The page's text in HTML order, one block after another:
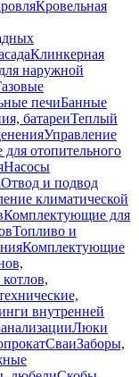
Кровельная
Клинкерная
наружной
печиБанные
батареиТеплый
Управление
отопительного
Насосы
Отвод и подвод
климатической
Комплектующие для
Топливо и
Комплектующие
внутренней
Люки
СваиЗаборы,